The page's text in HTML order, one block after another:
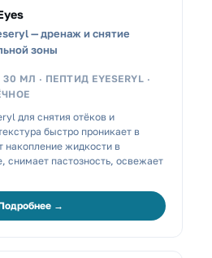
— дренаж и снятие
зоны
30 МЛ · ПЕПТИД EYESERYL ·
для снятия отёков и
быстро проникает в
накопление жидкости в
снимает пастозность, освежает
→